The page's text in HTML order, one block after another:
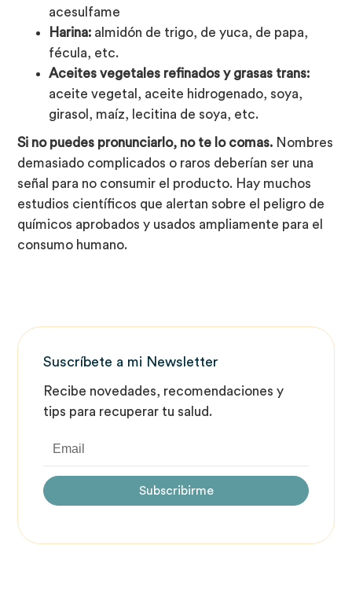
acesulfame
Harina: almidón de trigo, de yuca, de papa,
fécula, etc.
Aceites vegetales refinados y grasas trans:
aceite vegetal, aceite hidrogenado, soya,
girasol, maíz, lecitina de soya, etc.
Si no puedes pronunciarlo, no te lo comas. Nombres
demasiado complicados o raros deberían ser una
señal para no consumir el producto. Hay muchos
estudios científicos que alertan sobre el peligro de
químicos aprobados y usados ampliamente para el
consumo humano.
Suscríbete a mi Newsletter
Recibe novedades, recomendaciones y
tips para recuperar tu salud.